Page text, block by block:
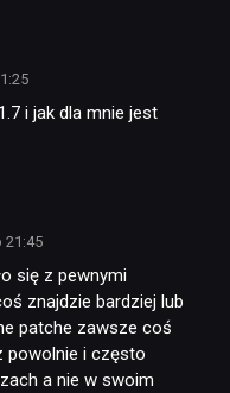
i jak dla mnie jest
21:45
się z pewnymi
znajdzie bardziej lub
patche zawsze coś
powolnie i często
a nie w swoim